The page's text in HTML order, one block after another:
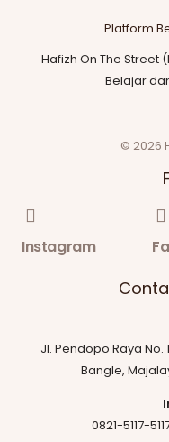
Platform
Hafizh On The Street
Belajar
© 2026
Instagram
Jl. Pendopo Raya No. 1
Bangle,
0821-5117-